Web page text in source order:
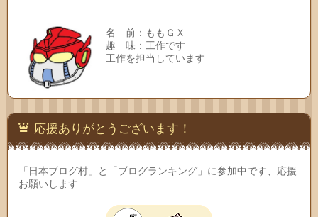
名 前：ももＧＸ
趣 味：工作です
工作を担当しています
応援ありがとうございます！
「日本ブログ村」と「ブログランキング」に参加中です、応援
お願いします